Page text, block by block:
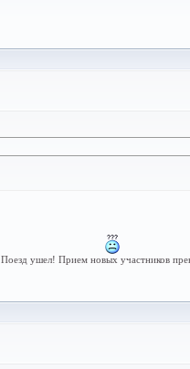
Поезд ушел! Прием новых участников